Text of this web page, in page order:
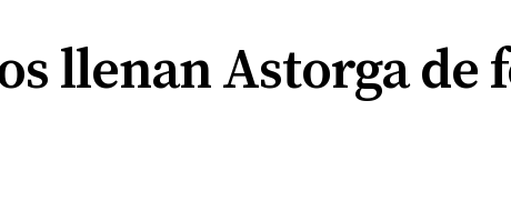
llenan Astorga de